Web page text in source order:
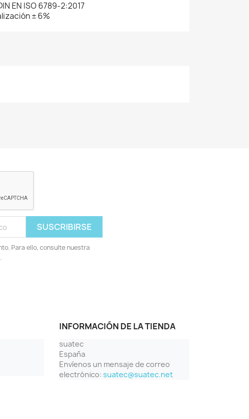
EN ISO 6789-2:2017
± 6%
Para ello, consulte nuestra
INFORMACIÓN DE LA TIENDA
suatec
España
Envíenos un mensaje de correo
electrónico: suatec@suatec.net